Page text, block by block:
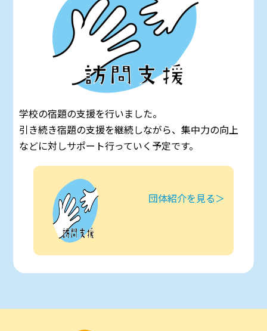
学校の宿題の支援を行いました。
引き続き宿題の支援を継続しながら、集中力の向上
などに対しサポート行っていく予定です。
団体紹介を見る＞